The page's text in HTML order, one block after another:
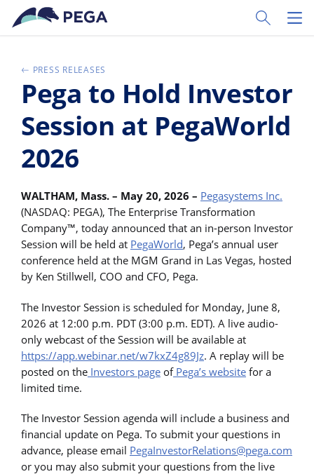
Ir al contenido principal
Toggle
PRESS RELEASES
Pega to Hold Investor
Session at PegaWorld
2026
WALTHAM, Mass. – May 20, 2026 – Pegasystems Inc.
(NASDAQ: PEGA), The Enterprise Transformation
Company™, today announced that an in-person Investor
Session will be held at PegaWorld, Pega’s annual user
conference held at the MGM Grand in Las Vegas, hosted
by Ken Stillwell, COO and CFO, Pega.
The Investor Session is scheduled for Monday, June 8,
2026 at 12:00 p.m. PDT (3:00 p.m. EDT). A live audio-
only webcast of the Session will be available at
https://app.webinar.net/w7kxZ4g89Jz. A replay will be
posted on the Investors page ofPega’s website for a
limited time.
The Investor Session agenda will include a business and
financial update on Pega. To submit your questions in
advance, please email PegaInvestorRelations@pega.com
or you may also submit your questions from the live